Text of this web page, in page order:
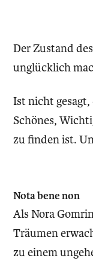
Der Zustand
unglücklich
Ist nicht
Schönes,
zu finden ist.
Nota bene non
Als Nora
Träumen
zu einem